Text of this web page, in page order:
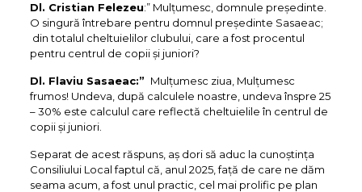
Dl. Cristian Felezeu:” Mulțumesc, domnule președinte.
O singură întrebare pentru domnul președinte Sasaeac;
din totalul cheltuielilor clubului, care a fost procentul
pentru centrul de copii și juniori?
Dl. Flaviu Sasaeac:” Mulțumesc ziua, Mulțumesc
frumos! Undeva, după calculele noastre, undeva înspre 25
– 30% este calculul care reflectă cheltuielile în centrul de
copii și juniori.
Separat de acest răspuns, aș dori să aduc la cunoștința
Consiliului Local faptul că, anul 2025, față de care ne dăm
seama acum, a fost unul practic, cel mai prolific pe plan